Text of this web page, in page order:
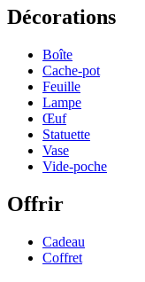
Décorations
Boîte
Cache-pot
Feuille
Lampe
Œuf
Statuette
Vase
Vide-poche
Offrir
Cadeau
Coffret